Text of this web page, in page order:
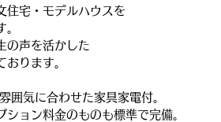
住宅・モデルハウスを
の声を活かした
ります。
囲気に合わせた家具家電付。
ョン料金のものも標準で完備。